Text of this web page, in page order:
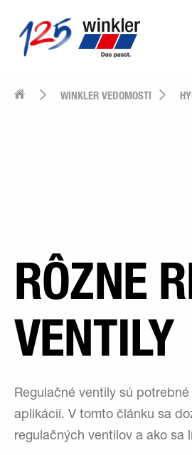
WINKLER VEDOMOSTI
RÔZNE
VENTILY
Regulačné ventily sú
aplikácií. V tomto článku sa
regulačných ventilov a ako sa